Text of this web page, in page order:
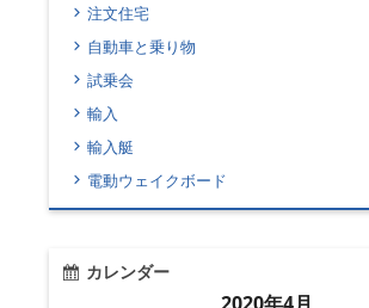
注文住宅
自動車と乗り物
試乗会
輸入
輸入艇
電動ウェイクボード
カレンダー
2020年4月